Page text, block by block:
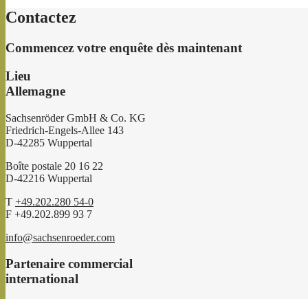
Contactez
Commencez votre enquête dès maintenant
Lieu
Allemagne
Sachsenröder GmbH & Co. KG
Friedrich-Engels-Allee 143
D-42285 Wuppertal
Boîte postale 20 16 22
D-42216 Wuppertal
T +49.202.280 54-0
F +49.202.899 93 7
info@sachsenroeder.com
Partenaire commercial
international